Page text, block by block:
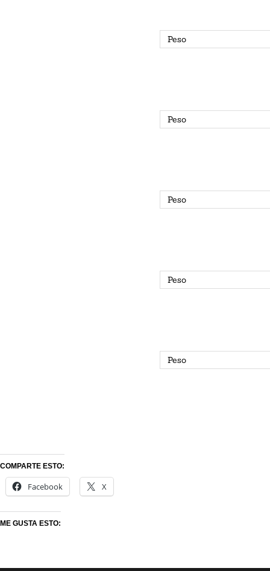
COMPARTE ESTO:
Facebook X
ME GUSTA ESTO: